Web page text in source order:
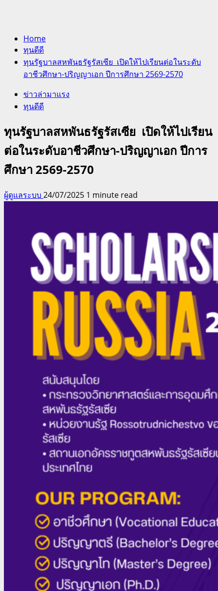
Home
ทุนดีดี
ทุนรัฐบาลสหพันธรัฐรัสเซีย เปิดให้ไปเรียนต่อในระดับ
อาชีวศึกษา-ปริญญาเอก ปีการศึกษา 2569-2570
ข่าวล่ามาแรง
ทุนดีดี
ทุนรัฐบาลสหพันธรัฐรัสเซีย เปิดให้ไปเรียน
ต่อในระดับอาชีวศึกษา-ปริญญาเอก ปีการ
ศึกษา 2569-2570
ผู้ดูแลระบบ 24/07/2025 1 minute read